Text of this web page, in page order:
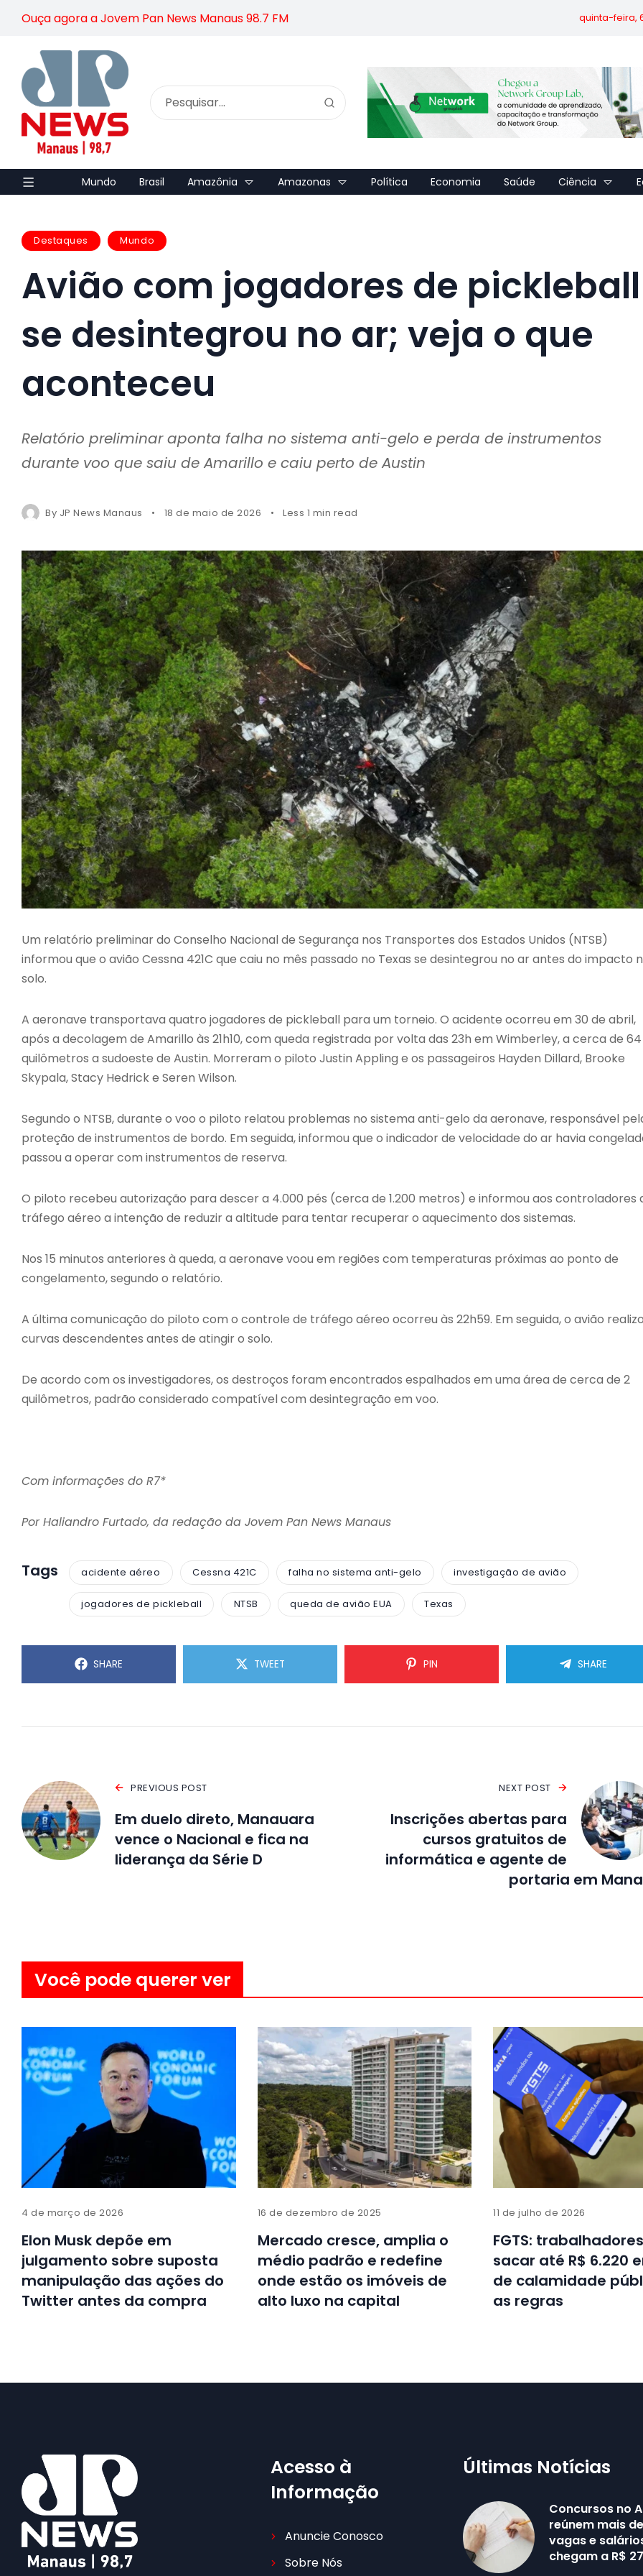
Ouça agora a Jovem Pan News Manaus 98.7 FM quinta-feira,
Mundo Brasil Amazônia Amazonas Política Economia Saúde Ciência
Destaques Mundo
Avião com jogadores de pickleball
se desintegrou no ar; veja o que
aconteceu
Relatório preliminar aponta falha no sistema anti-gelo e perda de instrumentos
durante voo que saiu de Amarillo e caiu perto de Austin
By JP News Manaus 18 de maio de 2026 Less 1 min read
Um relatório preliminar do Conselho Nacional de Segurança nos Transportes dos Estados Unidos (NTSB)
informou que o avião Cessna 421C que caiu no mês passado no Texas se desintegrou no ar antes do impacto
solo.
A aeronave transportava quatro jogadores de pickleball para um torneio. O acidente ocorreu em 30 de abril,
após a decolagem de Amarillo às 21h10, com queda registrada por volta das 23h em Wimberley, a cerca de 64
quilômetros a sudoeste de Austin. Morreram o piloto Justin Appling e os passageiros Hayden Dillard, Brooke
Skypala, Stacy Hedrick e Seren Wilson.
Segundo o NTSB, durante o voo o piloto relatou problemas no sistema anti-gelo da aeronave, responsável
proteção de instrumentos de bordo. Em seguida, informou que o indicador de velocidade do ar havia
passou a operar com instrumentos de reserva.
O piloto recebeu autorização para descer a 4.000 pés (cerca de 1.200 metros) e informou aos controladores
tráfego aéreo a intenção de reduzir a altitude para tentar recuperar o aquecimento dos sistemas.
Nos 15 minutos anteriores à queda, a aeronave voou em regiões com temperaturas próximas ao ponto de
congelamento, segundo o relatório.
A última comunicação do piloto com o controle de tráfego aéreo ocorreu às 22h59. Em seguida, o avião
curvas descendentes antes de atingir o solo.
De acordo com os investigadores, os destroços foram encontrados espalhados em uma área de cerca de 2
quilômetros, padrão considerado compatível com desintegração em voo.
Com informações do R7*
Por Haliandro Furtado, da redação da Jovem Pan News Manaus
Tags acidente aéreo Cessna 421C falha no sistema anti-gelo investigação de avião
jogadores de pickleball NTSB queda de avião EUA Texas
SHARE TWEET PIN SHARE
PREVIOUS POST
Em duelo direto, Manauara
vence o Nacional e fica na
liderança da Série D
NEXT POST
Inscrições abertas para
cursos gratuitos de
informática e agente de
portaria em
Você pode querer ver
4 de março de 2026
Elon Musk depõe em
julgamento sobre suposta
manipulação das ações do
Twitter antes da compra
16 de dezembro de 2025
Mercado cresce, amplia o
médio padrão e redefine
onde estão os imóveis de
alto luxo na capital
11 de julho de 2026
FGTS:
sacar até R$ 6.220
de calamidade
as regras
Acesso à
Informação
Anuncie Conosco
Sobre Nós
Últimas Notícias
Concursos no
reúnem mais
vagas e
chegam a R$